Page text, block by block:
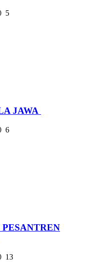
5
JAWA
6
13